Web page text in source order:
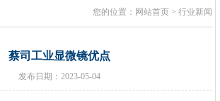
您的位置： 网站首页 > 行业新闻
蔡司工业显微镜优点
发布日期：2023-05-04